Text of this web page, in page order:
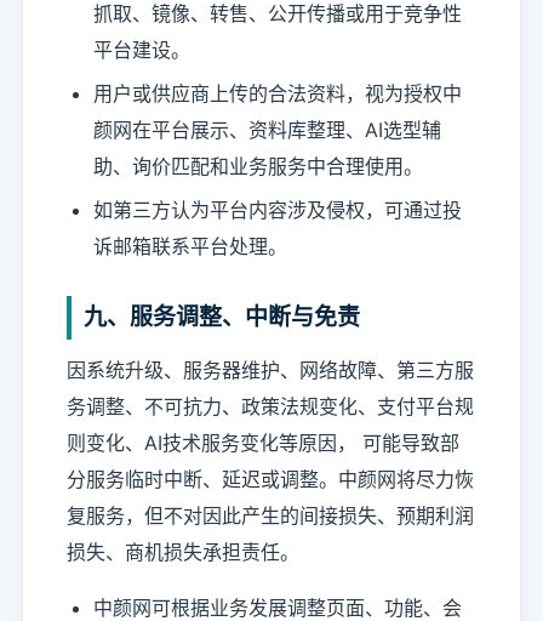
抓取、镜像、转售、公开传播或用于竞争性
平台建设。
用户或供应商上传的合法资料，视为授权中
颜网在平台展示、资料库整理、AI选型辅
助、询价匹配和业务服务中合理使用。
如第三方认为平台内容涉及侵权，可通过投
诉邮箱联系平台处理。
九、服务调整、中断与免责
因系统升级、服务器维护、网络故障、第三方服
务调整、不可抗力、政策法规变化、支付平台规
则变化、AI技术服务变化等原因， 可能导致部
分服务临时中断、延迟或调整。中颜网将尽力恢
复服务，但不对因此产生的间接损失、预期利润
损失、商机损失承担责任。
中颜网可根据业务发展调整页面、功能、会